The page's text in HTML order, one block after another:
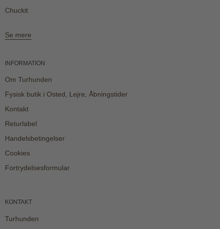
Chuckit
Se mere
INFORMATION
Om Turhunden
Fysisk butik i Osted, Lejre, Åbningstider
Kontakt
Returlabel
Handelsbetingelser
Cookies
Fortrydelsesformular
KONTAKT
Turhunden